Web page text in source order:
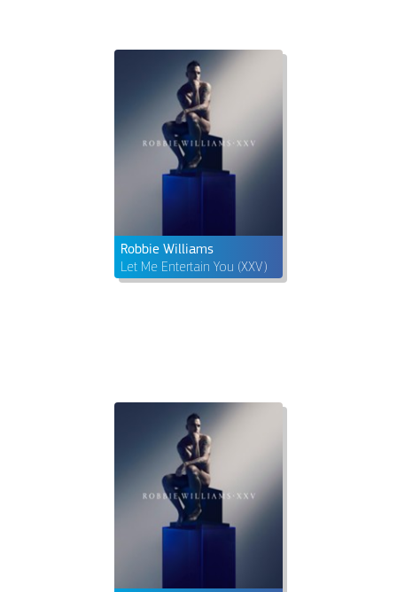
Robbie Williams
Let Me Entertain You (XXV)